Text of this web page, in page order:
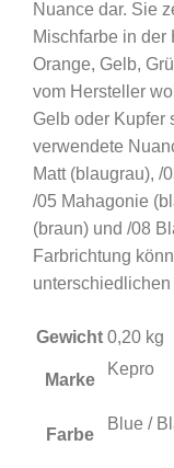
Nuance dar. Sie
Mischfarbe in der
Orange, Gelb,
vom Hersteller
Gelb oder Kupfer
verwendete
Matt (blaugrau), /
/05 Mahagonie
(braun) und /08
Farbrichtung
Gewicht 0,20 kg
Marke
Kepro
Farbe
Blue /